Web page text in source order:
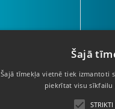
67 403
67 424
Šajā
Šajā tīmekļa vietnē tiek izmantoti
piekrītat visu sīkfailu